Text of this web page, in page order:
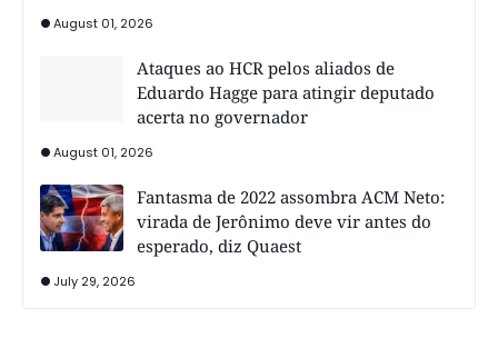
August 01, 2026
Ataques ao HCR pelos aliados de
Eduardo Hagge para atingir deputado
acerta no governador
August 01, 2026
Fantasma de 2022 assombra ACM Neto:
virada de Jerônimo deve vir antes do
esperado, diz Quaest
July 29, 2026